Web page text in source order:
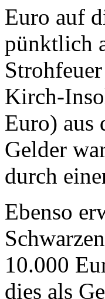
Euro auf
pünktlich
Kirch-
Euro) aus
Gelder
durch
Ebenso
10.000
dies als